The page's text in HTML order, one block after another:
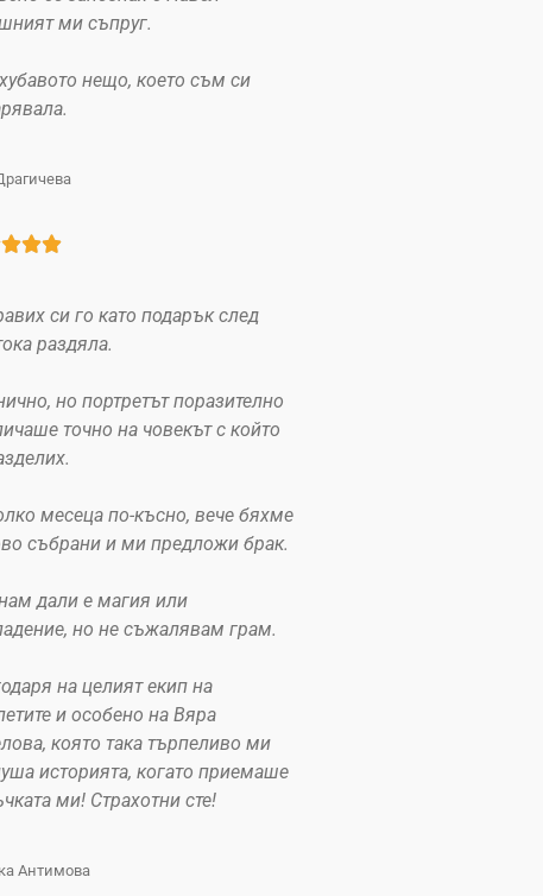
ми съпруг.
нещо, което съм си

си го като подарък след
раздяла.
но портретът поразително
точно на човекът с който
месеца по-късно, вече бяхме
събрани и ми предложи брак.
дали е магия или
но не съжалявам грам.
на целият екип на
и особено на Вяра
която така търпеливо ми
историята, когато приемаше
ми! Страхотни сте!
Антимова